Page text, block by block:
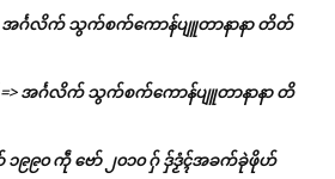
အၚ်္ဂလိက် သွက်စက်ကောန်ပျူတာနာနာ တိတ်
=> အၚ်္ဂလိက် သွက်စက်ကောန်ပျူတာနာနာ တိ
၁၉၉၀ ကဵု ဗော် ၂၀၁၀ ဂှ် ဒှ်ဒၟံၚ်အခက်ခုဲဖိုဟ်